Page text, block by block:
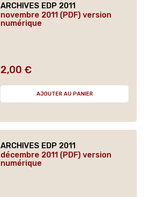
ARCHIVES EDP 2011
novembre 2011 (PDF) version
numérique
Prix
2,00 €
AJOUTER AU PANIER
ARCHIVES EDP 2011
décembre 2011 (PDF) version
numérique